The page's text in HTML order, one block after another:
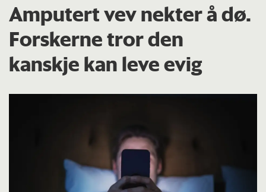
Amputert vev nekter å dø.
Forskerne tror den
kanskje kan leve evig